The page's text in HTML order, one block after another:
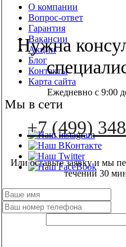
Нужна
Ежедневно с 9:00
+7 (499)
Или оставьте заявку и мы
течении 30
О компании
Вопрос-ответ
Гарантия
Вакансии
Акции
Блог
Контакты
Карта сайта
Мы в сети